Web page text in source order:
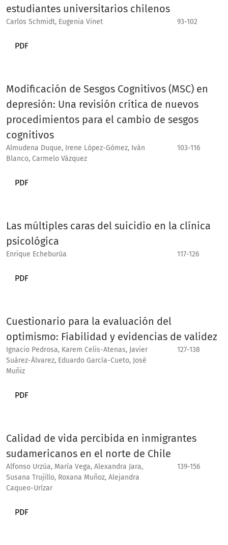
estudiantes universitarios chilenos
Carlos Schmidt, Eugenia Vinet 93-102
PDF
Modificación de Sesgos Cognitivos (MSC) en
depresión: Una revisión crítica de nuevos
procedimientos para el cambio de sesgos
cognitivos
Almudena Duque, Irene López-Gómez, Iván
Blanco, Carmelo Vázquez
103-116
PDF
Las múltiples caras del suicidio en la clínica
psicológica
Enrique Echeburúa 117-126
PDF
Cuestionario para la evaluación del
optimismo: Fiabilidad y evidencias de validez
Ignacio Pedrosa, Karem Celis-Atenas, Javier
Suárez-Álvarez, Eduardo García-Cueto, José
Muñiz
127-138
PDF
Calidad de vida percibida en inmigrantes
sudamericanos en el norte de Chile
Alfonso Urzúa, María Vega, Alexandra Jara,
Susana Trujillo, Roxana Muñoz, Alejandra
Caqueo-Urízar
139-156
PDF